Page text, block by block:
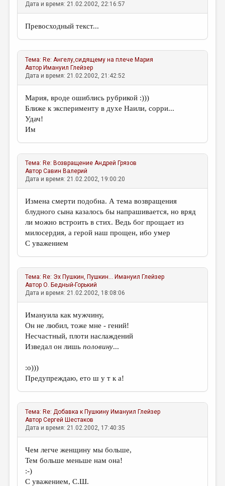
Дата и время: 21.02.2002, 22:16:57
Превосходный текст...
Тема: Re: Ангелу,сидящему на плече Мария
Автор Имануил Глейзер
Дата и время: 21.02.2002, 21:42:52
Мария, вроде ошиблись рубрикой :)))
Ближе к эксперименту в духе Наили, сорри...
Удач!
Им
Тема: Re: Возвращение Андрей Грязов
АвторСавин Валерий
Дата и время: 21.02.2002, 19:00:20
Измена смерти подобна. А тема возвращения
блудного сына казалось бы напрашивается, но вряд
ли можно встроить в стих. Ведь бог прощает из
милосердия, а герой наш прощен, ибо умер
С уважением
Тема: Re: Эх Пушкин, Пушкин... Имануил Глейзер
АвторО. Бедный-Горький
Дата и время: 21.02.2002, 18:08:06
Имануила как мужчину,
Он не любил, тоже мне - гений!
Несчастный, плоти наслаждений
Изведал он лишьполовину...
:о)))
Предупреждаю, ето ш у т к а!
Тема: Re: Добавка к Пушкину Имануил Глейзер
АвторСергей Шестаков
Дата и время: 21.02.2002, 17:40:35
Чем легче женщину мы больше,
Тем больше меньше нам она!
:-)
С уважением, С.Ш.